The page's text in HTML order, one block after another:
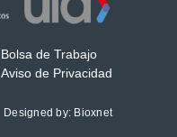
Bolsa de Trabajo
Aviso de Privacidad
Designed by: Bioxnet